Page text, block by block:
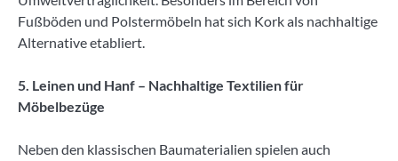
Fußböden und Polstermöbeln hat sich Kork als nachhaltige
Alternative etabliert.
5. Leinen und Hanf – Nachhaltige Textilien für
Möbelbezüge
Neben den klassischen Baumaterialien spielen auch